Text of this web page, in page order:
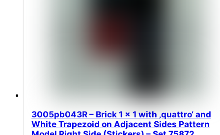
3005pb043R – Brick 1 x 1 with ‚quattro‘ and
White Trapezoid on Adjacent Sides Pattern